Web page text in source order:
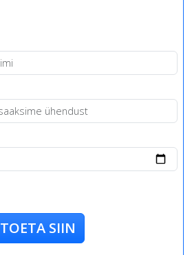
TOETA SIIN